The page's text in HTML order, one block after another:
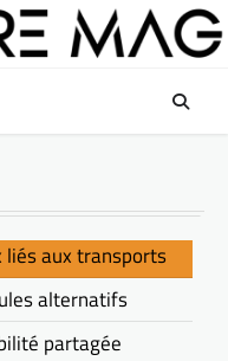
liés aux transports
alternatifs
partagée